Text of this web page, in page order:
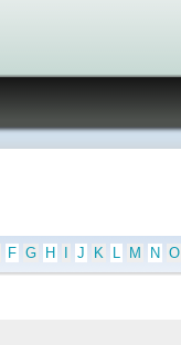
F G H J K L M N O